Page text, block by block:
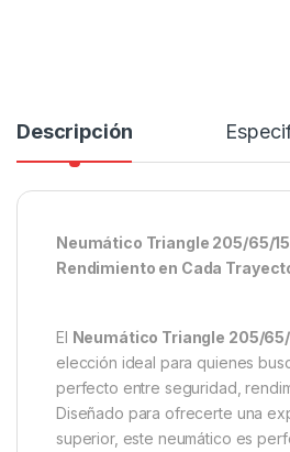
Descripción
Neumático Triangle 205/65/
Rendimiento en Cada
El Neumático Triangle 205/65/
elección ideal para quienes
perfecto entre seguridad,
Diseñado para ofrecerte una
superior, este neumático es